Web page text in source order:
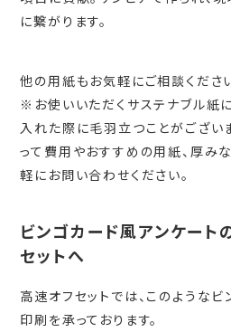
に繋がります。
他の用紙もお気軽にご相談ください
※お使いいただくサステナブル紙に
入れた際に毛羽立つことがござい
って費用やおすすめの用紙、厚み
軽にお問い合わせください。
ビンゴカード風アンケート
セットへ
高速オフセットでは、このような
印刷を承っております。